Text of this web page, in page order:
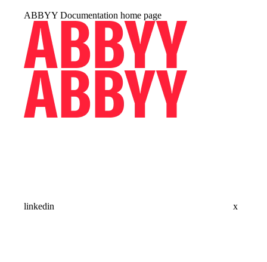
ABBYY Documentation home page
linkedin x